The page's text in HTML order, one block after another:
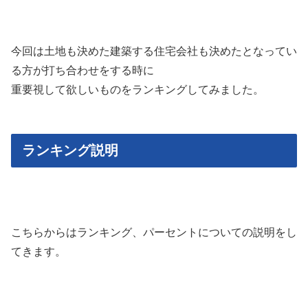
今回は土地も決めた建築する住宅会社も決めたとなってい
る方が打ち合わせをする時に
重要視して欲しいものをランキングしてみました。
ランキング説明
こちらからはランキング、パーセントについての説明をし
てきます。